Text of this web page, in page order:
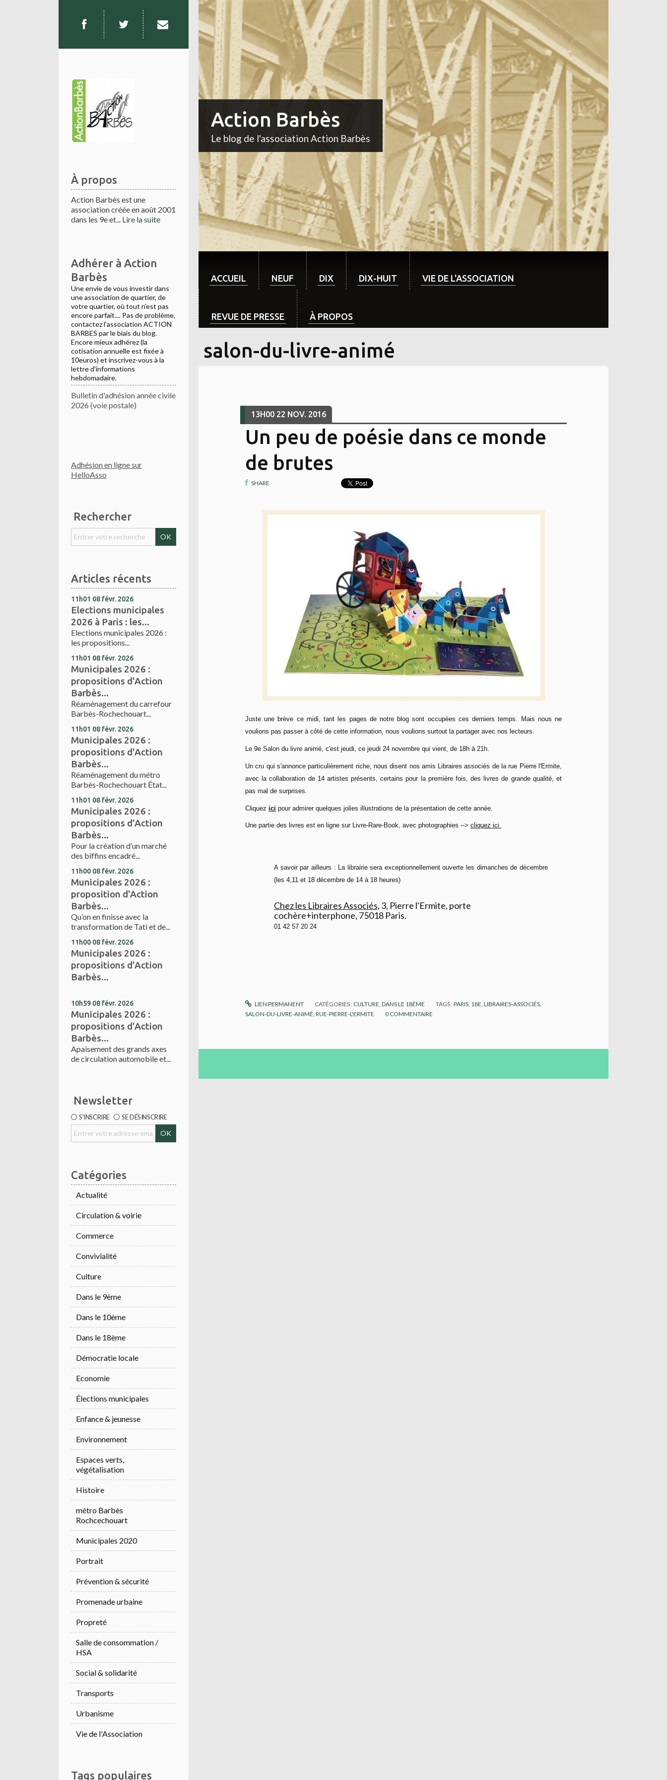
À propos
Action Barbès est une
association créée en août 2001
dans les 9e et... Lire la suite
Adhérer à Action
Barbès
Une envie de vous investir dans
une association de quartier, de
votre quartier, où tout n'est pas
encore parfait.... Pas de problème,
contactez l'association ACTION
BARBES par le biais du blog.
Encore mieux adhérez (la
cotisation annuelle est fixée à
10euros) et inscrivez-vous à la
lettre d'informations
hebdomadaire.
Bulletin d'adhésion année civile
2026 (voie postale)
Adhésion en ligne sur
HelloAsso
Rechercher
Articles récents
11h01 08 févr. 2026
Elections municipales
2026 à Paris : les...
Elections municipales 2026 :
les propositions...
11h01 08 févr. 2026
Municipales 2026 :
propositions d'Action
Barbès...
Réaménagement du carrefour
Barbès-Rochechouart...
11h01 08 févr. 2026
Municipales 2026 :
propositions d'Action
Barbès...
Réaménagement du métro
Barbès-Rochechouart État...
11h01 08 févr. 2026
Municipales 2026 :
propositions d'Action
Barbès...
Pour la création d’un marché
des biffins encadré...
11h00 08 févr. 2026
Municipales 2026 :
proposition d'Action
Barbès...
Qu’on en finisse avec la
transformation de Tati et de...
11h00 08 févr. 2026
Municipales 2026 :
propositions d'Action
Barbès...
10h59 08 févr. 2026
Municipales 2026 :
propositions d'Action
Barbès...
Apaisement des grands axes
de circulation automobile et...
Newsletter
S'INSCRIRE SE DÉSINSCRIRE
Catégories
Actualité
Circulation & voirie
Commerce
Convivialité
Culture
Dans le 9ème
Dans le 10ème
Dans le 18ème
Démocratie locale
Economie
Élections municipales
Enfance & jeunesse
Environnement
Espaces verts,
végétalisation
Histoire
métro Barbès
Rochcechouart
Municipales 2020
Portrait
Prévention & sécurité
Promenade urbaine
Propreté
Salle de consommation /
HSA
Social & solidarité
Transports
Urbanisme
Vie de l'Association
Tags populaires
Action Barbès
Le blog de l'association Action Barbès
ACCUEIL NEUF DIX DIX-HUIT VIE DE L'ASSOCIATION
REVUE DE PRESSE À PROPOS
salon-du-livre-animé
13H00 22 NOV. 2016
Un peu de poésie dans ce monde
de brutes
SHARE
Juste une brève ce midi, tant les pages de notre blog sont occupées ces derniers temps. Mais nous ne
voulions pas passer à côté de cette information, nous voulions surtout la partager avec nos lecteurs.
Le 9e Salon du livre animé, c'est jeudi, ce jeudi 24 novembre qui vient, de 18h à 21h.
Un cru qui s'annonce particulièrement riche, nous disent nos amis Libraires associés de la rue Pierre l'Ermite,
avec la collaboration de 14 artistes présents, certains pour la première fois, des livres de grande qualité, et
pas mal de surprises.
Cliquez ici pour admirer quelques jolies illustrations de la présentation de cette année.
Une partie des livres est en ligne sur Livre-Rare-Book, avec photographies --> cliquez ici
A savoir par ailleurs : La librairie sera exceptionnellement ouverte les dimanches de décembre
(les 4,11 et 18 décembre de 14 à 18 heures)
Chez les Libraires Associés, 3, Pierre l'Ermite, porte
cochère+interphone, 75018 Paris.
01 42 57 20 24
LIEN PERMANENT CATÉGORIES : CULTURE,DANS LE 18ÈME TAGS :PARIS, 18E,LIBRAIRES-ASSOCIÉS,
SALON-DU-LIVRE-ANIMÉ, RUE-PIERRE-L'ERMITE 0 COMMENTAIRE